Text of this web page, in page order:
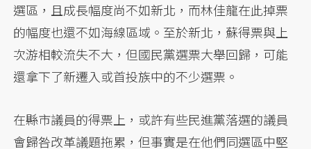
選區，且成長幅度尚不如新北，而林佳龍在此掉票
的幅度也還不如海線區域。至於新北，蘇得票與上
次游相較流失不大，但國民黨選票大舉回歸，可能
還拿下了新遷入或首投族中的不少選票。
在縣市議員的得票上，或許有些民進黨落選的議員
會歸咎改革議題拖累，但事實是在他們同選區中堅